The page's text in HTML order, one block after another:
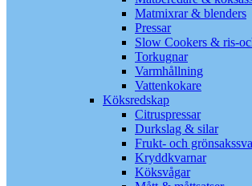
Matmixrar & blenders
Pressar
Slow Cookers & ris-
Torkugnar
Varmhållning
Vattenkokare
Köksredskap
Citruspressar
Durkslag & silar
Frukt- och
Kryddkvarnar
Köksvågar